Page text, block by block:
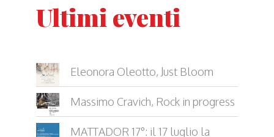
Ultimi eventi
Eleonora Oleotto, Just Bloom
Massimo Cravich, Rock in progress
MATTADOR 17°: il 17 luglio la